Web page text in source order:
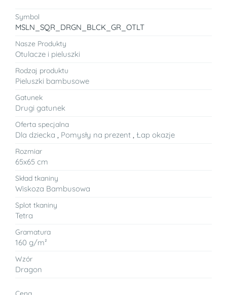
Symbol
MSLN_SQR_DRGN_BLCK_GR_OTLT
Nasze Produkty
Otulacze i pieluszki
Rodzaj produktu
Pieluszki bambusowe
Gatunek
Drugi gatunek
Oferta specjalna
Dla dziecka Pomysły na prezent Łap okazje
Rozmiar
65x65 cm
Skład tkaniny
Wiskoza Bambusowa
Splot tkaniny
Tetra
Gramatura
160 g/m²
Wzór
Dragon